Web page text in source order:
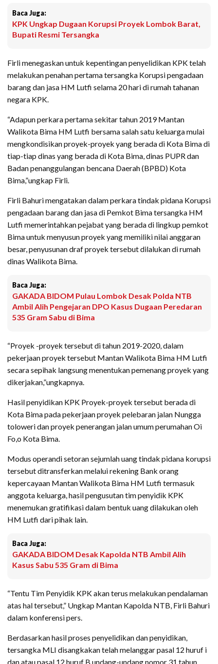
Baca Juga:
KPK Ungkap Dugaan Korupsi Proyek Lombok Barat,
Bupati Resmi Tersangka
Firli menegaskan untuk kepentingan penyelidikan KPK telah
melakukan penahan pertama tersangka Korupsi pengadaan
barang dan jasa HM Lutfi selama 20 hari di rumah tahanan
negara KPK.
“Adapun perkara pertama sekitar tahun 2019 Mantan
Walikota Bima HM Lutfi bersama salah satu keluarga mulai
mengkondisikan proyek-proyek yang berada di Kota Bima di
tiap-tiap dinas yang berada di Kota Bima, dinas PUPR dan
Badan penanggulangan bencana Daerah (BPBD) Kota
Bima,”ungkap Firli.
Firli Bahuri mengatakan dalam perkara tindak pidana Korupsi
pengadaan barang dan jasa di Pemkot Bima tersangka HM
Lutfi memerintahkan pejabat yang berada di lingkup pemkot
Bima untuk menyusun proyek yang memiliki nilai anggaran
besar, penyusunan draf proyek tersebut dilalukan di rumah
dinas Walikota Bima.
Baca Juga:
GAKADA BIDOM Pulau Lombok Desak Polda NTB
Ambil Alih Pengejaran DPO Kasus Dugaan Peredaran
535 Gram Sabu di Bima
“Proyek -proyek tersebut di tahun 2019-2020, dalam
pekerjaan proyek tersebut Mantan Walikota Bima HM Lutfi
secara sepihak langsung menentukan pemenang proyek yang
dikerjakan,”ungkapnya.
Hasil penyidikan KPK Proyek-proyek tersebut berada di
Kota Bima pada pekerjaan proyek pelebaran jalan Nungga
toloweri dan proyek penerangan jalan umum perumahan Oi
Fo,o Kota Bima.
Modus operandi setoran sejumlah uang tindak pidana korupsi
tersebut ditransferkan melalui rekening Bank orang
kepercayaan Mantan Walikota Bima HM Lutfi termasuk
anggota keluarga, hasil pengusutan tim penyidik KPK
menemukan gratifikasi dalam bentuk uang dilakukan oleh
HM Lutfi dari pihak lain.
Baca Juga:
GAKADA BIDOM Desak Kapolda NTB Ambil Alih
Kasus Sabu 535 Gram di Bima
“Tentu Tim Penyidik KPK akan terus melakukan pendalaman
atas hal tersebut,” Ungkap Mantan Kapolda NTB, Firli Bahuri
dalam konferensi pers.
Berdasarkan hasil proses penyelidikan dan penyidikan,
tersangka MLI disangkakan telah melanggar pasal 12 huruf i
dan atau pasal 12 huruf B undang-undang nomor 31 tahun